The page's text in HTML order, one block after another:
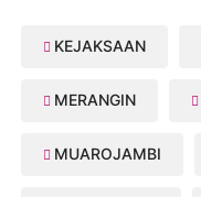
KEJAKSAAN
MERANGIN
MUAROJAMBI